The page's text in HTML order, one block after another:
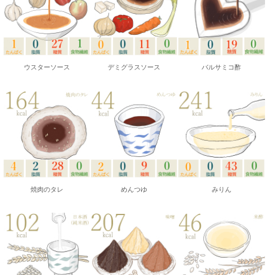
ウスターソース
焼肉のタレ
デミグラスソース
めんつゆ
バルサミコ酢
みりん